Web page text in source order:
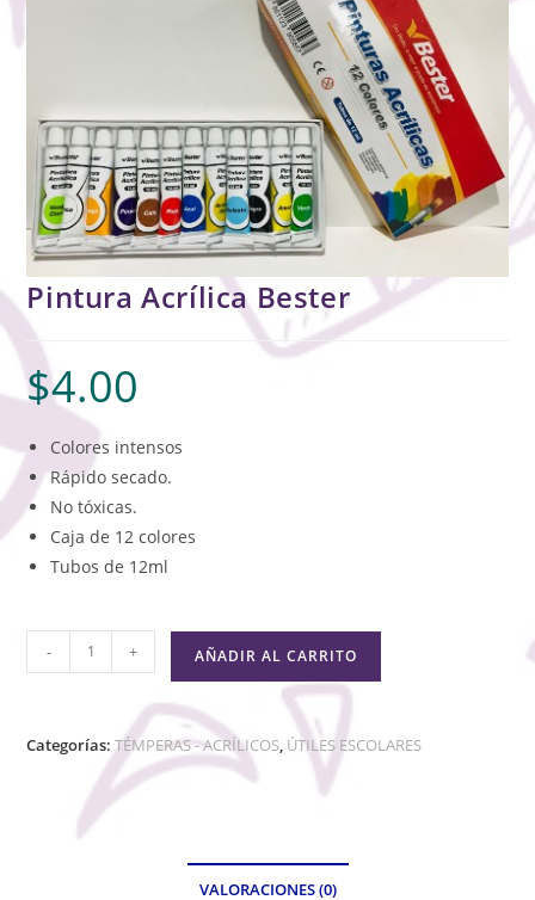
Pintura Acrílica Bester
$4.00
Colores intensos
Rápido secado.
No tóxicas.
Caja de 12 colores
Tubos de 12ml
- + AÑADIR AL CARRITO
Categorías:TÉMPERAS - ACRÍLICOS, ÚTILES ESCOLARES
VALORACIONES (0)